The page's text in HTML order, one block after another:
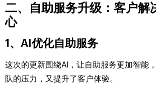
二、自助服务升级：客户解
心
1、AI优化自助服务
这次的更新围绕AI，让自助服务更加智能
队的压力，又提升了客户体验。